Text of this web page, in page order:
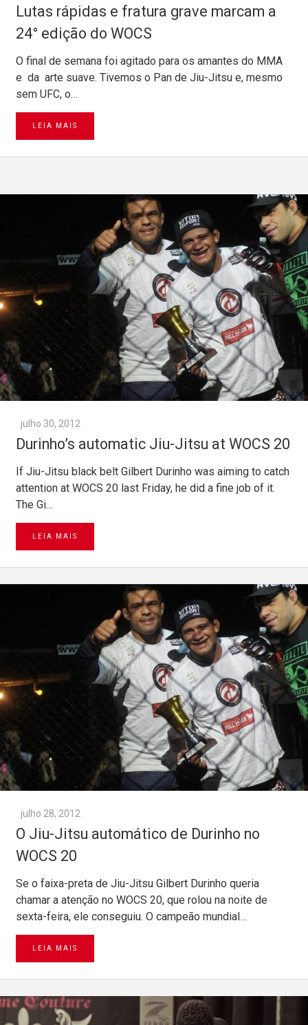
Lutas rápidas e fratura grave marcam a
24° edição do WOCS
O final de semana foi agitado para os amantes do MMA
e da arte suave. Tivemos o Pan de Jiu-Jitsu e, mesmo
sem UFC, o…
LEIA MAIS
julho 30, 2012
Durinho’s automatic Jiu-Jitsu at WOCS 20
If Jiu-Jitsu black belt Gilbert Durinho was aiming to catch
attention at WOCS 20 last Friday, he did a fine job of it.
The Gi…
LEIA MAIS
julho 28, 2012
O Jiu-Jitsu automático de Durinho no
Se o faixa-preta de Jiu-Jitsu Gilbert Durinho queria
chamar a atenção no WOCS 20, que rolou na noite de
sexta-feira, ele conseguiu. O campeão mundial…
LEIA MAIS